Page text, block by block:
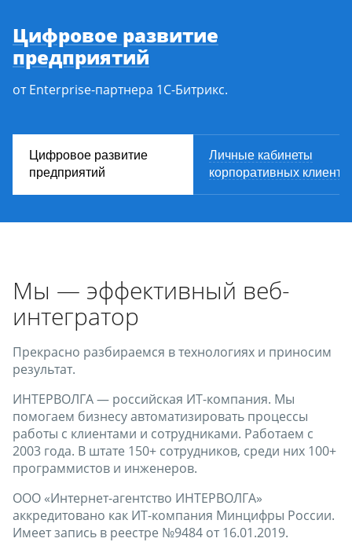
Цифровое развитие
предприятий
от Enterprise-партнера 1С-Битрикс.
Цифровое развитие
предприятий
Личные кабинеты
корпоративных
Мы — эффективный веб-
интегратор
Прекрасно разбираемся в технологиях и приносим
результат.
ИНТЕРВОЛГА — российская ИТ-компания. Мы
помогаем бизнесу автоматизировать процессы
работы с клиентами и сотрудниками. Работаем с
2003 года. В штате 150+ сотрудников, среди них 100+
программистов и инженеров.
ООО «Интернет-агентство ИНТЕРВОЛГА»
аккредитовано как ИТ-компания Минцифры России.
Имеет запись в реестре №9484 от 16.01.2019.